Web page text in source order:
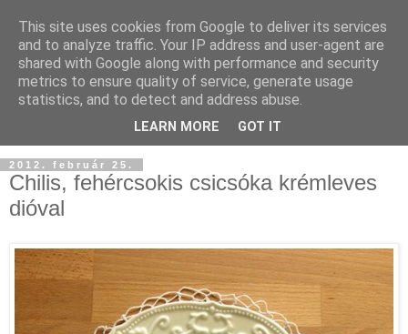
2012. február 25.
Chilis, fehércsokis csicsóka krémleves
dióval
This site uses cookies from Google to deliver its services
and to analyze traffic. Your IP address and user-agent are
shared with Google along with performance and security
metrics to ensure quality of service, generate usage
statistics, and to detect and address abuse.
LEARN MORE GOT IT